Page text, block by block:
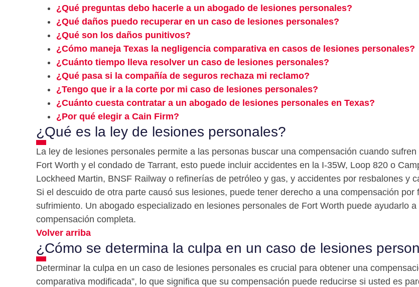
¿Qué preguntas debo hacerle a un abogado de lesiones personales?
¿Qué daños puedo recuperar en un caso de lesiones personales?
¿Qué son los daños punitivos?
¿Cómo maneja Texas la negligencia comparativa en casos de lesiones personales?
¿Cuánto tiempo lleva resolver un caso de lesiones personales?
¿Qué pasa si la compañía de seguros rechaza mi reclamo?
¿Tengo que ir a la corte por mi caso de lesiones personales?
¿Cuánto cuesta contratar a un abogado de lesiones personales en Texas?
¿Por qué elegir a Cain Firm?
¿Qué es la ley de lesiones personales?
La ley de lesiones personales permite a las personas buscar una compensación cuando
Fort Worth y el condado de Tarrant, esto puede incluir accidentes en la I-35W, Loop 820 o
Lockheed Martin, BNSF Railway o refinerías de petróleo y gas, y accidentes por resbalones y
Si el descuido de otra parte causó sus lesiones, puede tener derecho a una compensación
sufrimiento. Un abogado especializado en lesiones personales de Fort Worth puede ayudarlo
compensación completa.
Volver arriba
¿Cómo se determina la culpa en un caso de lesiones
Determinar la culpa en un caso de lesiones personales es crucial para obtener una
comparativa modificada”, lo que significa que su compensación puede reducirse si usted es